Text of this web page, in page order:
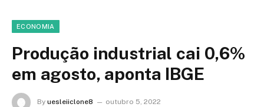
ECONOMIA
Produção industrial cai 0,6%
em agosto, aponta IBGE
By uesleiiclone8
outubro 5, 2022